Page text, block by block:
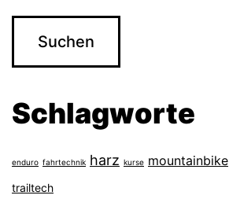
Schlagworte
enduro fahrtechnik harz kurse mountainbike
trailtech